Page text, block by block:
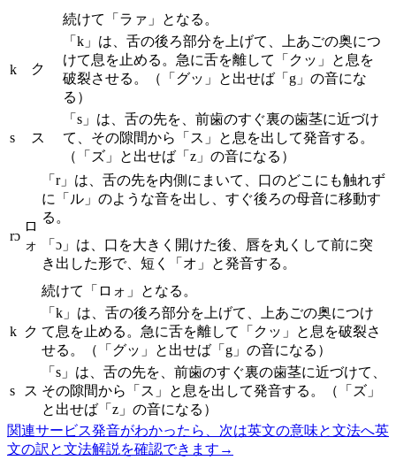
続けて「ラァ」となる。
k ク
「k」は、舌の後ろ部分を上げて、上あごの奥につ
けて息を止める。急に舌を離して「クッ」と息を
破裂させる。（「グッ」と出せば「g」の音にな
る）
s ス
「s」は、舌の先を、前歯のすぐ裏の歯茎に近づけ
て、その隙間から「ス」と息を出して発音する。
（「ズ」と出せば「z」の音になる）
rɔ
ロ
ォ
「r」は、舌の先を内側にまいて、口のどこにも触れず
に「ル」のような音を出し、すぐ後ろの母音に移動す
る。
「ɔ」は、口を大きく開けた後、唇を丸くして前に突
き出した形で、短く「オ」と発音する。
続けて「ロォ」となる。
k ク
「k」は、舌の後ろ部分を上げて、上あごの奥につけ
て息を止める。急に舌を離して「クッ」と息を破裂さ
せる。（「グッ」と出せば「g」の音になる）
s ス
「s」は、舌の先を、前歯のすぐ裏の歯茎に近づけて、
その隙間から「ス」と息を出して発音する。（「ズ」
と出せば「z」の音になる）
関連サービス発音がわかったら、次は英文の意味と文法へ英
文の訳と文法解説を確認できます →